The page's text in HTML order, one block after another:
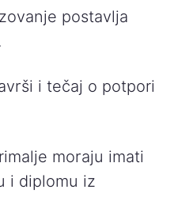
postavlja
i tečaj o potpori
moraju imati
i diplomu iz